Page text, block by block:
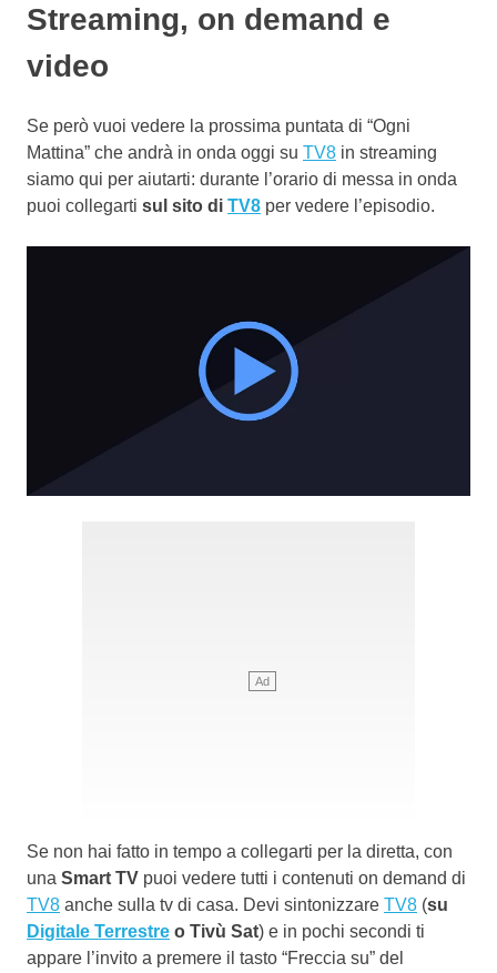
Streaming, on demand e
video
Se però vuoi vedere la prossima puntata di “Ogni
Mattina” che andrà in onda oggi su TV8 in streaming
siamo qui per aiutarti: durante l’orario di messa in onda
puoi collegarti sul sito di TV8 per vedere l’episodio.
Se non hai fatto in tempo a collegarti per la diretta, con
una Smart TV puoi vedere tutti i contenuti on demand di
TV8 anche sulla tv di casa. Devi sintonizzare TV8 (su
Digitale Terrestre o Tivù Sat) e in pochi secondi ti
appare l’invito a premere il tasto “Freccia su” del